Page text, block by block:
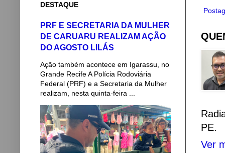
PE.
Ver
DESTAQUE
PRF E SECRETARIA DA MULHER
DE CARUARU REALIZAM AÇÃO
DO AGOSTO LILÁS
Ação também acontece em Igarassu, no
Grande Recife A Polícia Rodoviária
Federal (PRF) e a Secretaria da Mulher
realizam, nesta quinta-feira ...